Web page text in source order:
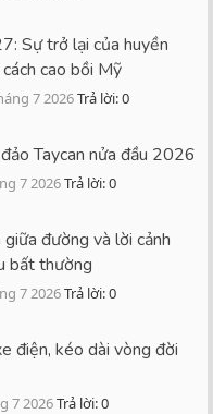
Sự trở lại của huyền
cao bồi Mỹ
7 2026Trả lời: 0
Taycan nửa đầu 2026
7 2026Trả lời: 0
đường và lời cảnh
bất thường
7 2026Trả lời: 0
điện, kéo dài vòng đời
7 2026Trả lời: 0